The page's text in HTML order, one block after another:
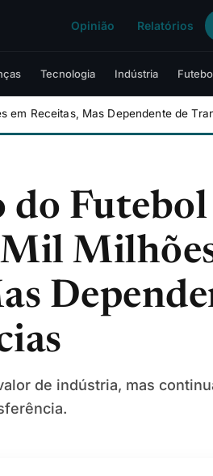
Opinião Relatórios
Tecnologia Indústria
em Receitas, Mas Dependente de
do Futebol
de indústria, mas